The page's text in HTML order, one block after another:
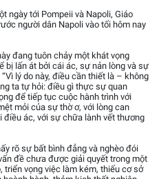
ngày tới Pompeii và Napoli, Giáo
người dân Napoli vào tối hôm nay
đang tuôn chảy một khát vọng
bị lấn át bởi cái ác, sự nản lòng và sự
lý do này, điều cần thiết là – không
ta tự hỏi: điều gì thực sự quan
để tiếp tục cuộc hành trình với
mỏi của sự thờ ơ, với lòng can
điều ác, với sự chữa lành vết thương
rõ sự bất bình đẳng và nghèo đói
đề chưa được giải quyết trong một
triển vọng việc làm kém, thiếu cơ sở